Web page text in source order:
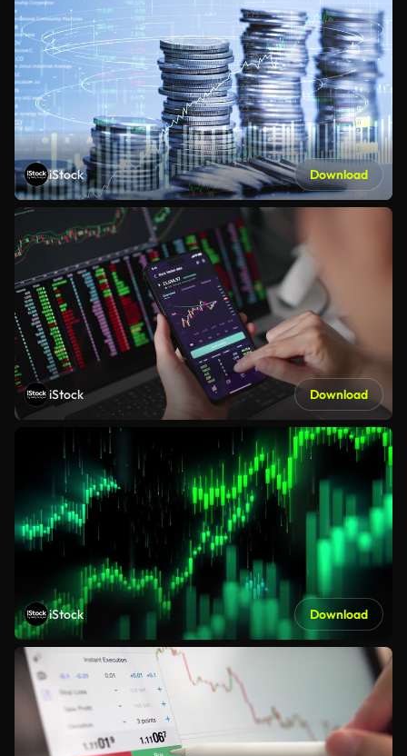
iStock Download
iStock Download
iStock Download